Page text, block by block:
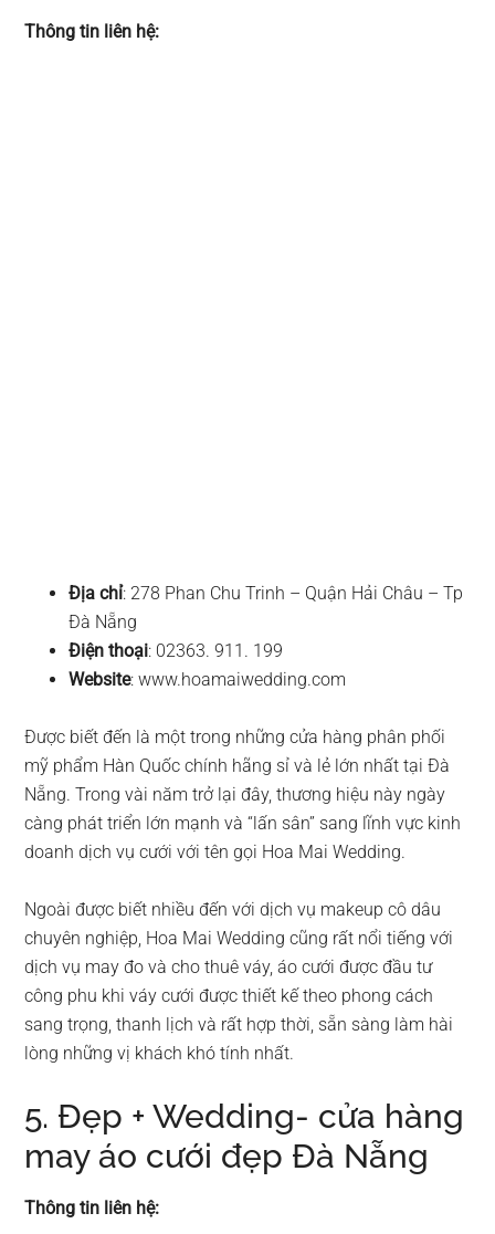
Thông tin liên hệ:
Địa chỉ: 278 Phan Chu Trinh – Quận Hải Châu – Tp
Đà Nẵng
Điện thoại: 02363. 911. 199
Website: www.hoamaiwedding.com
Được biết đến là một trong những cửa hàng phân phối
mỹ phẩm Hàn Quốc chính hãng sỉ và lẻ lớn nhất tại Đà
Nẵng. Trong vài năm trở lại đây, thương hiệu này ngày
càng phát triển lớn mạnh và “lấn sân” sang lĩnh vực kinh
doanh dịch vụ cưới với tên gọi Hoa Mai Wedding.
Ngoài được biết nhiều đến với dịch vụ makeup cô dâu
chuyên nghiệp, Hoa Mai Wedding cũng rất nổi tiếng với
dịch vụ may đo và cho thuê váy, áo cưới được đầu tư
công phu khi váy cưới được thiết kế theo phong cách
sang trọng, thanh lịch và rất hợp thời, sẵn sàng làm hài
lòng những vị khách khó tính nhất.
5. Đẹp + Wedding- cửa hàng
may áo cưới đẹp Đà Nẵng
Thông tin liên hệ: